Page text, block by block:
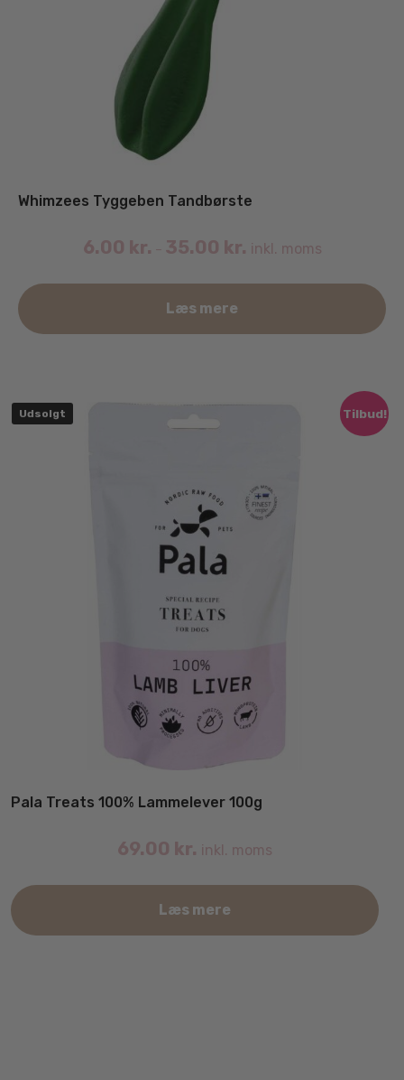
Whimzees Tyggeben Tandbørste
6.00 kr. – 35.00 kr. inkl. moms
Læs mere
Tilbud!
Udsolgt
Pala Treats 100% Lammelever 100g
69.00 kr. inkl. moms
Læs mere